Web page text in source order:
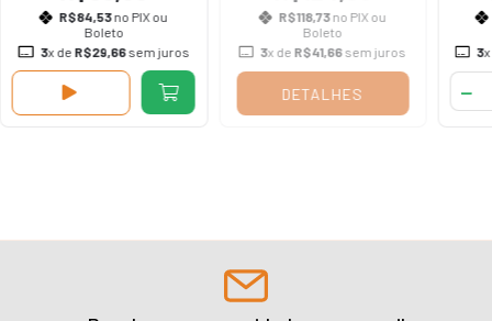
R$84,53no PIX ou
Boleto
3x de R$29,66sem juros
R$118,73no PIX ou
Boleto
3x de R$41,66sem juros
DETALHES
3